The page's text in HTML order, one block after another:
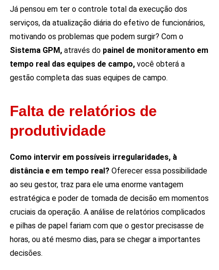
Já pensou em ter o controle total da execução dos
serviços, da atualização diária do efetivo de funcionários,
motivando os problemas que podem surgir? Com o
Sistema GPM, através do painel de monitoramento em
tempo real das equipes de campo, você obterá a
gestão completa das suas equipes de campo.
Falta de relatórios de
produtividade
Como intervir em possíveis irregularidades, à
distância e em tempo real? Oferecer essa possibilidade
ao seu gestor, traz para ele uma enorme vantagem
estratégica e poder de tomada de decisão em momentos
cruciais da operação. A análise de relatórios complicados
e pilhas de papel fariam com que o gestor precisasse de
horas, ou até mesmo dias, para se chegar a importantes
decisões.